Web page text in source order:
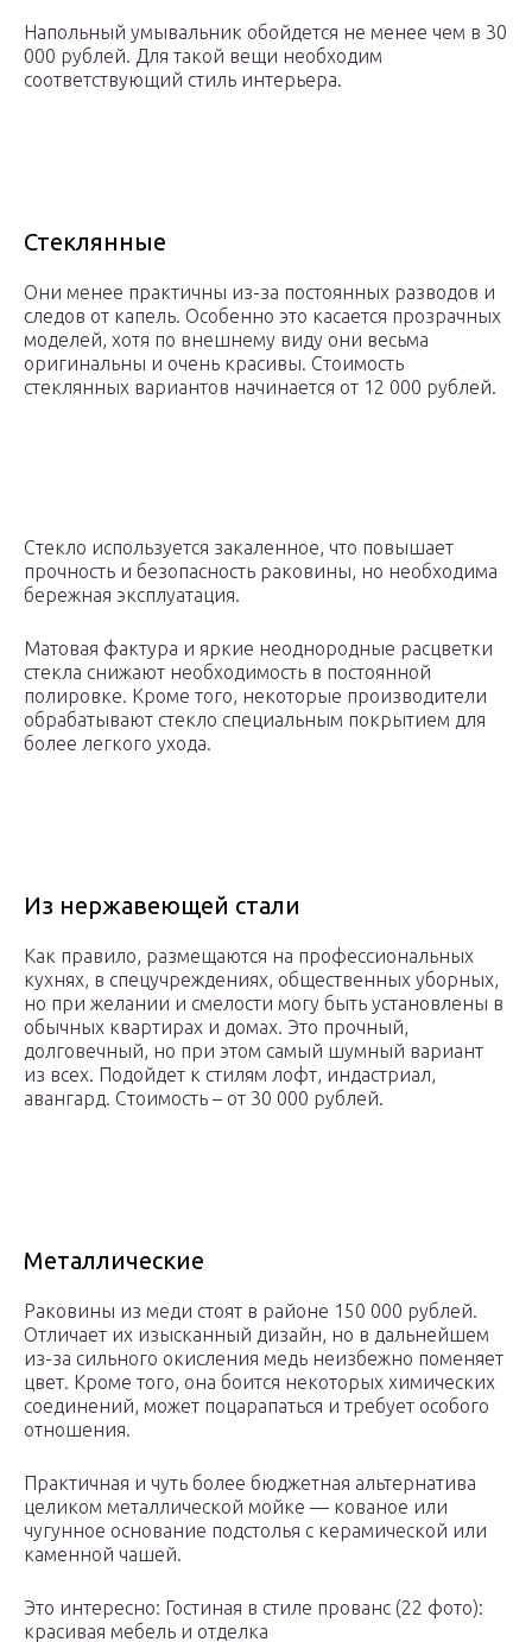
Напольный умывальник обойдется не менее чем в 30
000 рублей. Для такой вещи необходим
соответствующий стиль интерьера.
Стеклянные
Они менее практичны из-за постоянных разводов и
следов от капель. Особенно это касается прозрачных
моделей, хотя по внешнему виду они весьма
оригинальны и очень красивы. Стоимость
стеклянных вариантов начинается от 12 000 рублей.
Стекло используется закаленное, что повышает
прочность и безопасность раковины, но необходима
бережная эксплуатация.
Матовая фактура и яркие неоднородные расцветки
стекла снижают необходимость в постоянной
полировке. Кроме того, некоторые производители
обрабатывают стекло специальным покрытием для
более легкого ухода.
Из нержавеющей стали
Как правило, размещаются на профессиональных
кухнях, в спецучреждениях, общественных уборных,
но при желании и смелости могу быть установлены в
обычных квартирах и домах. Это прочный,
долговечный, но при этом самый шумный вариант
из всех. Подойдет к стилям лофт, индастриал,
авангард. Стоимость – от 30 000 рублей.
Металлические
Раковины из меди стоят в районе 150 000 рублей.
Отличает их изысканный дизайн, но в дальнейшем
из-за сильного окисления медь неизбежно поменяет
цвет. Кроме того, она боится некоторых химических
соединений, может поцарапаться и требует особого
отношения.
Практичная и чуть более бюджетная альтернатива
целиком металлической мойке — кованое или
чугунное основание подстолья с керамической или
каменной чашей.
Это интересно: Гостиная в стиле прованс (22 фото):
красивая мебель и отделка